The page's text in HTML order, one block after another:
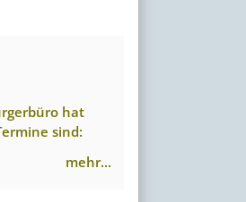
hat
sind:
mehr...